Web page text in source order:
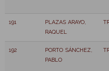
191
PLAZAS ARAYO,
RAQUEL
192
PORTO SÁNCHEZ,
PABLO